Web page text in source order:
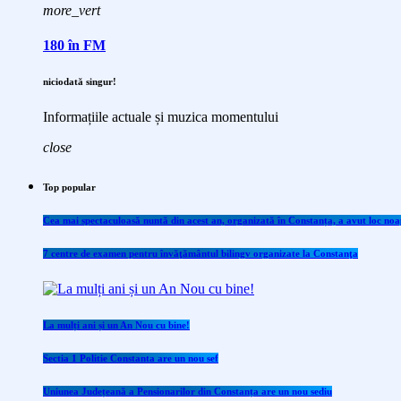
more_vert
180 în FM
niciodată singur!
Informațiile actuale și muzica momentului
close
Top popular
Cea mai spectaculoasă nuntă din acest an, organizată în Constanța, a avut loc
7 centre de examen pentru învăţământul bilingv organizate la Constanţa
La mulți ani și un An Nou cu bine!
Sectia 1 Politie Constanta are un nou sef
Uniunea Județeană a Pensionarilor din Constanța are un nou sediu